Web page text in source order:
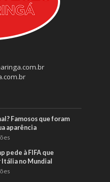
Famosos que foram
aparência
pede à FIFA que
no Mundial